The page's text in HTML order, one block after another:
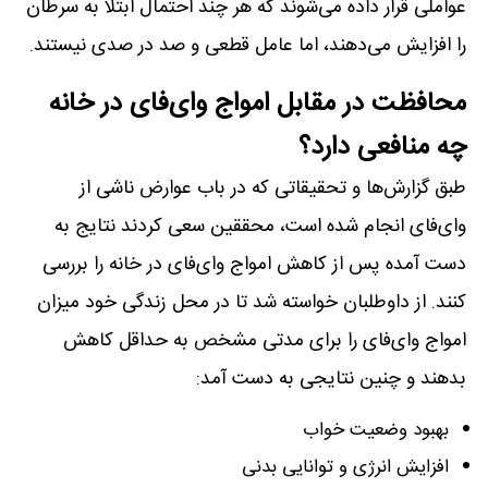
عواملی قرار داده می‌شوند که هر چند احتمال ابتلا به سرطان
را افزایش می‌دهند، اما عامل قطعی و صد در صدی نیستند.
محافظت در مقابل امواج وای‌فای در خانه
چه منافعی دارد؟
طبق گزارش‌ها و تحقیقاتی که در باب عوارض ناشی از
وای‌فای انجام شده است، محققین سعی کردند نتایج به
دست آمده پس از کاهش امواج وای‌فای در خانه را بررسی
کنند. از داوطلبان خواسته شد تا در محل زندگی خود میزان
امواج وای‌فای را برای مدتی مشخص به حداقل کاهش
بدهند و چنین نتایجی به دست آمد:
بهبود وضعیت خواب
افزایش انرژی و توانایی بدنی